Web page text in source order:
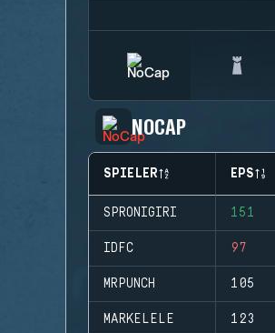
NOCAP
SPIELER EPS
SPRONIGIRI 151
IDFC 97
MRPUNCH 105
MARKELELE 123